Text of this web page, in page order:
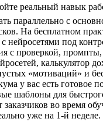
реальный навык
параллельно с
На бесплатном
нейросетями под
с проверкой,
калькулятор
«мотиваций» и
у вас есть готовое
шаблоны для
заказчиков во время
уже на 1-й неделе.